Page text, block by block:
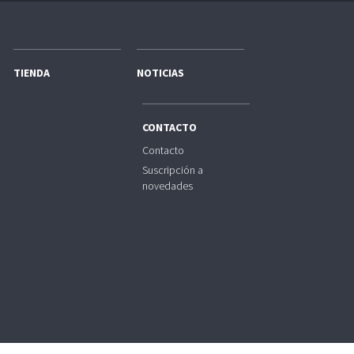
TIENDA NOTICIAS
CONTACTO
Contacto
Suscripción a
novedades